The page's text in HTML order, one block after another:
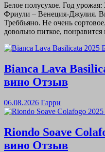
Белое полусухое. Год
Фриули – Венеция-Джулия.
Треббьяно. Не очень
довольно питкое,
Bianca Lava
вино Отзыв
06.08.2026 Гарри
Riondo Soave
вино Отзыв